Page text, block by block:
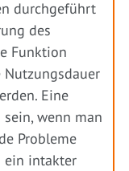
durchgeführt
des
Funktion
Eine
wenn man
Probleme
ein intakter